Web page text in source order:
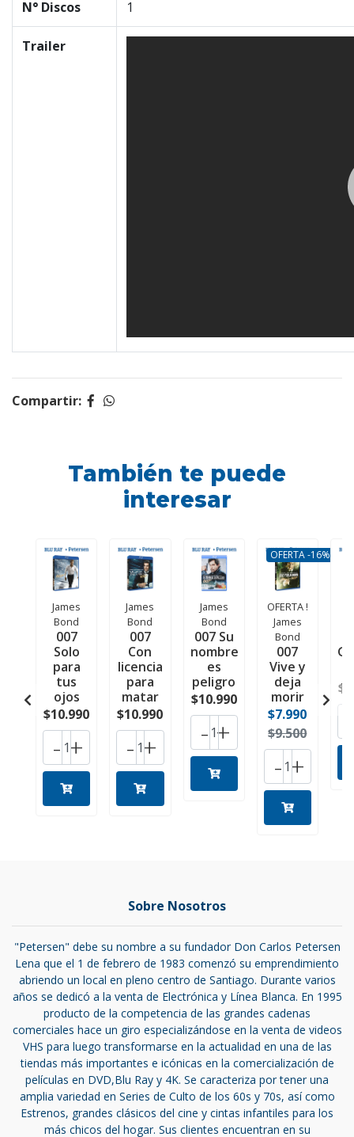
N° Discos 1
Trailer
Compartir:
También te puede
interesar
James
Bond
007
Solo
para
tus
ojos
$10.990
+
-
James
Bond
007
Con
licencia
para
matar
$10.990
+
-
James
Bond
007 Su
nombre
es
peligro
$10.990
+
-
OFERTA -16%
OFERTA !
James
Bond
007
Vive y
deja
morir
$7.990
$9.500
+
-
Sobre Nosotros
"Petersen" debe su nombre a su fundador Don Carlos Petersen
Lena que el 1 de febrero de 1983 comenzó su emprendimiento
abriendo un local en pleno centro de Santiago. Durante varios
años se dedicó a la venta de Electrónica y Línea Blanca. En 1995
producto de la competencia de las grandes cadenas
comerciales hace un giro especializándose en la venta de videos
VHS para luego transformarse en la actualidad en una de las
tiendas más importantes e icónicas en la comercialización de
películas en DVD,Blu Ray y 4K. Se caracteriza por tener una
amplia variedad en Series de Culto de los 60s y 70s, así como
Estrenos, grandes clásicos del cine y cintas infantiles para los
más chicos del hogar. Sus clientes encuentran en su